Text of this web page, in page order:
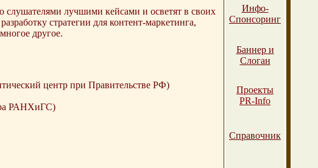
слушателями лучшими кейсами и осветят в своих
стратегии для контент-маркетинга,
другое.
центр при Правительстве РФ)
РАНХиГС)
Инфо-
Спонсоринг
Баннер и
Слоган
Проекты
PR-Info
Справочник